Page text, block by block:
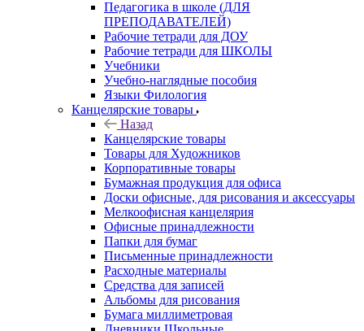
Педагогика в школе (ДЛЯ
ПРЕПОДАВАТЕЛЕЙ)
Рабочие тетради для ДОУ
Рабочие тетради для ШКОЛЫ
Учебники
Учебно-наглядные пособия
Языки Филология
Канцелярские товары
Назад
Канцелярские товары
Товары для Художников
Корпоративные товары
Бумажная продукция для офиса
Доски офисные, для рисования и аксессуары
Мелкоофисная канцелярия
Офисные принадлежности
Папки для бумаг
Письменные принадлежности
Расходные материалы
Средства для записей
Альбомы для рисования
Бумага миллиметровая